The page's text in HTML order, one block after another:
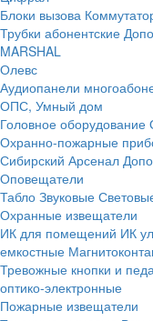
Блоки вызова
Трубки абонентские
MARSHAL
Олевс
Аудиопанели
ОПС, Умный дом
Головное
Охранно-пожарные
Сибирский Арсенал
Оповещатели
Табло Звуковые
Охранные извещатели
ИК для помещений ИК
емкостные
Тревожные кнопки и
оптико-электронные
Пожарные извещатели